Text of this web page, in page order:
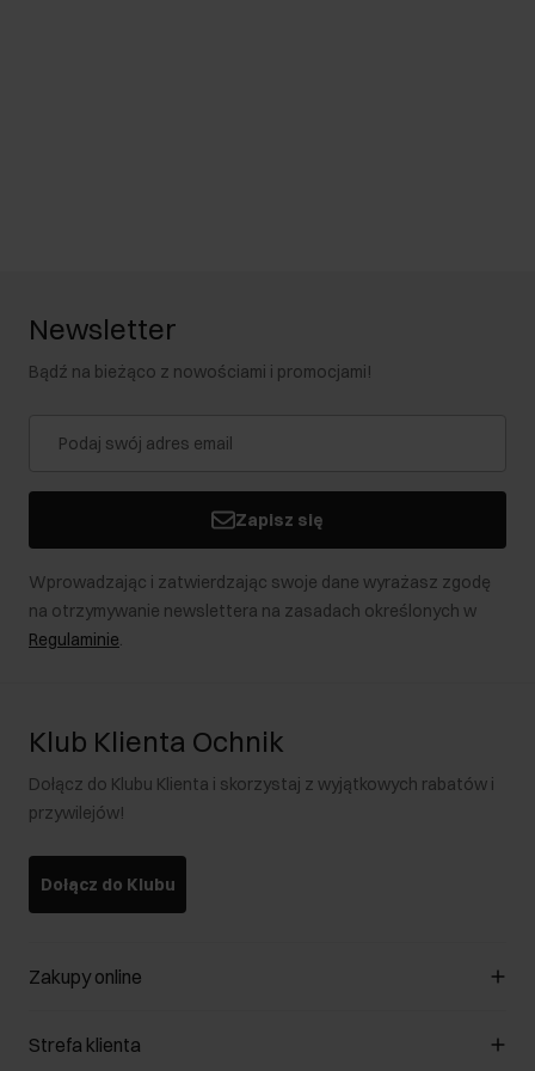
Newsletter
Bądź na bieżąco z nowościami i promocjami!
Zapisz się
Wprowadzając i zatwierdzając swoje dane wyrażasz zgodę
na otrzymywanie newslettera na zasadach określonych w
Regulaminie.
Klub Klienta Ochnik
Dołącz do Klubu Klienta i skorzystaj z wyjątkowych rabatów i
przywilejów!
Dołącz do Klubu
Zakupy online
Zarządzaj cookies
Strefa klienta